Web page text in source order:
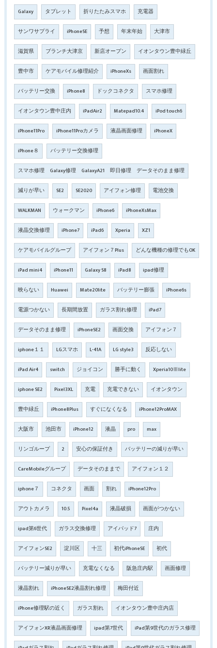
Galaxy タブレット 折りたたみスマホ 充電器
サンワサプライ iPhoneSE 予想 年末年始 大津市
滋賀県 ブランチ大津京 新店オープン イオンタウン豊中緑丘
豊中市 ケアモバイル修理紹介 iPhoneXs 画面割れ
バッテリー交換 iPhone8 ドックコネクタ スマホ修理
イオンタウン豊中庄内 iPadAir2 Matepad10.4 iPod touch6
iPhone11Pro iPhone11Proカメラ 液晶画面修理 iPhoneX
iPhone８ バッテリー交換修理
スマホ修理 Galaxy修理 GalaxyA21 即日修理 データそのまま修理
減りが早い SE2 SE2020 アイフォン修理 電池交換
WALKMAN ウォークマン iPhone6 iPhoneXsMax
液晶交換修理 iPhone7 iPad6 Xperia XZ1
ケアモバイルグループ アイフォン７Plus どんな機種の修理でもOK
iPad mini4 iPhone11 Galaxy S8 iPad8 ipad修理
映らない Huawei Mate20lite バッテリー膨張 iPhone6s
電源つかない 長期間放置 ガラス割れ修理 iPad7
データそのまま修理 iPhoneSE2 画面交換 アイフォン７
iphone１１ LGスマホ L-41A LG style3 反応しない
iPad Air4 switch ジョイコン 勝手に動く Xperia10Ⅲlite
iphone SE2 Pixel3XL 充電 充電できない イオンタウン
豊中緑丘 iPhone8Plus すぐになくなる iPhone12ProMAX
大阪市 池田市 iPhone12 液晶 pro max
リンゴループ 2 安心の保証付き バッテリーの減りが早い
CareMobileグループ データそのままで アイフォン１２
iphone７ コネクタ 画面 割れ iPhone12Pro
アウトカメラ 10.5 Pixel4a 液晶破損 画面がつかない
ipad第6世代 ガラス交換修理 アイパッド7 庄内
アイフォンSE2 淀川区 十三 初代iPhoneSE 初代
バッテリー減りが早い 充電なくなる 阪急庄内駅 画面修理
液晶割れ iPhoneSE2液晶割れ修理 梅田付近
iPhone修理駅の近く ガラス割れ イオンタウン豊中庄内店
アイフォンXR液晶画面修理 ipad第7世代 iPad第9世代のガラス修理